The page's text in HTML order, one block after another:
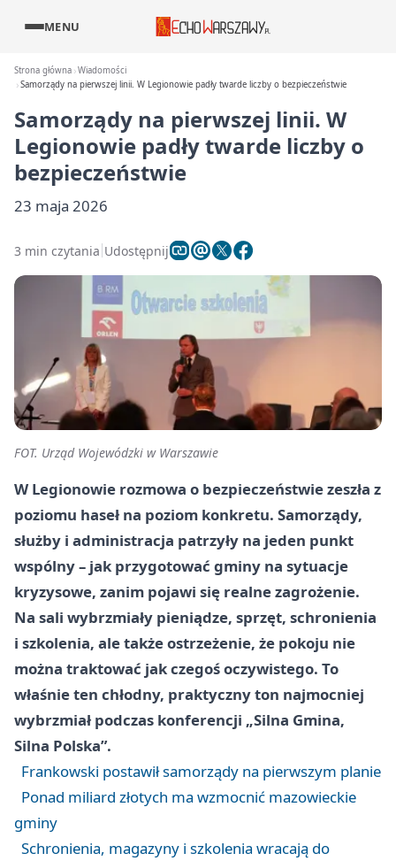
MENU
Strona główna Wiadomości
Samorządy na pierwszej linii. W Legionowie padły twarde liczby o bezpieczeństwie
Samorządy na pierwszej linii. W
Legionowie padły twarde liczby o
bezpieczeństwie
23 maja 2026
3 min czytania Udostępnij
FOT. Urząd Wojewódzki w Warszawie
W Legionowie rozmowa o bezpieczeństwie zeszła z
poziomu haseł na poziom konkretu. Samorządy,
służby i administracja patrzyły na jeden punkt
wspólny – jak przygotować gminy na sytuacje
kryzysowe, zanim pojawi się realne zagrożenie.
Na sali wybrzmiały pieniądze, sprzęt, schronienia
i szkolenia, ale także ostrzeżenie, że pokoju nie
można traktować jak czegoś oczywistego. To
właśnie ten chłodny, praktyczny ton najmocniej
wybrzmiał podczas konferencji „Silna Gmina,
Silna Polska”.
Frankowski postawił samorządy na pierwszym planie
Ponad miliard złotych ma wzmocnić mazowieckie
gminy
Schronienia, magazyny i szkolenia wracają do